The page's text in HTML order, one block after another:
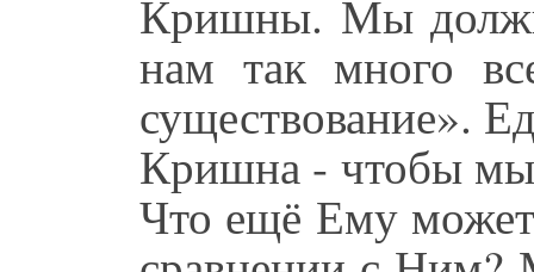
Кришны. Мы
нам так много
существование».
Кришна - чтобы мы
Что ещё Ему